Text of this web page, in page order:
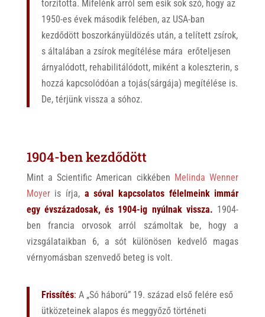
torzította. Mifelénk arról sem esik sok szó, hogy az
1950-es évek második felében, az USA-ban
kezdődött boszorkányüldözés után, a telített zsírok,
s általában a zsírok megítélése mára erőteljesen
árnyalódott, rehabilitálódott, miként a koleszterin, s
hozzá kapcsolódóan a tojás(sárgája) megítélése is.
De, térjünk vissza a sóhoz.
1904-ben kezdődött
Mint a Scientific American cikkében Melinda Wenner
Moyeris írja, a sóval kapcsolatos félelmeink immár
egy évszázadosak, és 1904-ig nyúlnak vissza. 1904-
ben francia orvosok arról számoltak be, hogy a
vizsgálataikban 6, a sót különösen kedvelő magas
vérnyomásban szenvedő beteg is volt.
Frissítés: A „Só háború” 19. század első felére eső
ütközeteinek alapos és meggyőző történeti